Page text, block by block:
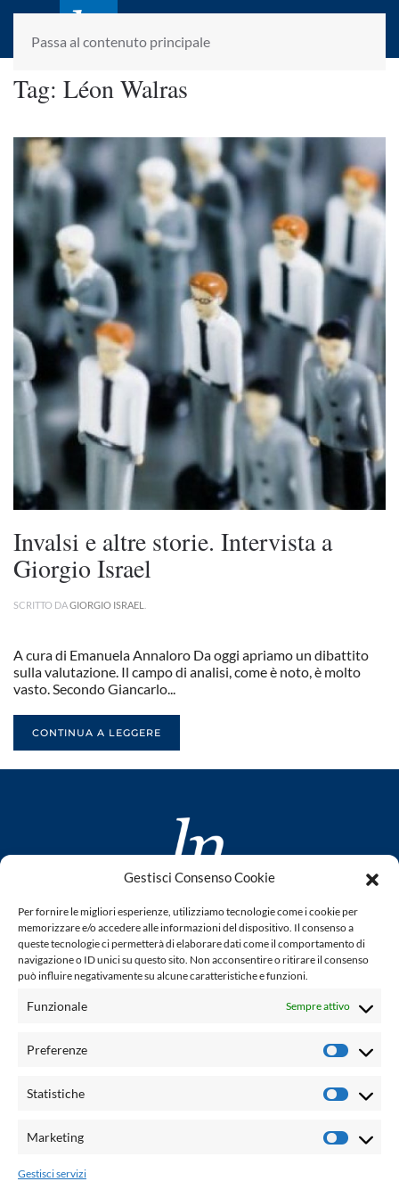
Gestisci Consenso Cookie
Per fornire le migliori esperienze, utilizziamo tecnologie come i cookie per
memorizzare e/o accedere alle informazioni del dispositivo. Il consenso a
queste tecnologie ci permetterà di elaborare dati come il comportamento di
navigazione o ID unici su questo sito. Non acconsentire o ritirare il consenso
può influire negativamente su alcune caratteristiche e funzioni.
Funzionale Sempre attivo
Preferenze
Statistiche
Marketing
Gestisci servizi
Passa al contenuto principale
laletteraturaenoi.it
fondato da Romano Luperini
Tag: Léon Walras
Invalsi e altre storie. Intervista a
Giorgio Israel
SCRITTO DAGIORGIO ISRAEL
A cura di Emanuela Annaloro Da oggi apriamo un dibattito
sulla valutazione. Il campo di analisi, come è noto, è molto
vasto. Secondo Giancarlo...
CONTINUA A LEGGERE
www.laletteraturaenoi.it
fondato da Romano Luperini
Questo blog non rappresenta una testata giornalistica in
quanto viene aggiornato senza alcuna periodicità. Non può
legge n° 62 del 7.03.2001. L'autore non è responsabile per
email: